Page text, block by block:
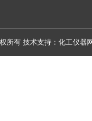
所有 技术支持： 化工仪器